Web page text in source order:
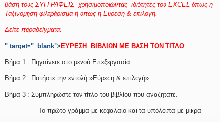
βάση τους ΣΥΓΓΡΑΦΕΙΣ χρησιμοποιώντας ιδιότητες του EXCEL όπως η
Ταξινόμηση-φιλτράρισμα ή όπως η Εύρεση & επιλογή.
Δείτε παραδείγματα:
" target="_blank">ΕΥΡΕΣΗ ΒΙΒΛΙΩΝ ΜΕ ΒΑΣΗ ΤΟΝ ΤΙΤΛΟ
Βήμα 1 : Πηγαίνετε στο μενού Επεξεργασία.
Βήμα 2 : Πατήστε την εντολή »Εύρεση & επιλογή».
Βήμα 3 : Συμπληρώστε τον τίτλο του βιβλίου που αναζητάτε.
Το πρώτο γράμμα με κεφαλαίο και τα υπόλοιπα με μικρά